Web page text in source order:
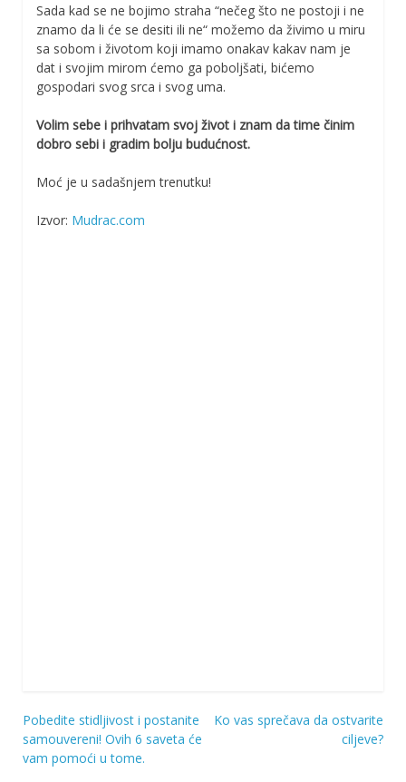
Sada kad se ne bojimo straha “nečeg što ne postoji i ne
znamo da li će se desiti ili ne“ možemo da živimo u miru
sa sobom i životom koji imamo onakav kakav nam je
dat i svojim mirom ćemo ga poboljšati, bićemo
gospodari svog srca i svog uma.
Volim sebe i prihvatam svoj život i znam da time činim
dobro sebi i gradim bolju budućnost.
Moć je u sadašnjem trenutku!
Izvor: Mudrac.com
Navigacija
objava
Pobedite stidljivost i postanite
samouvereni! Ovih 6 saveta će
vam pomoći u tome.
Ko vas sprečava da ostvarite
ciljeve?